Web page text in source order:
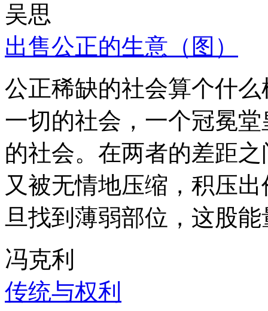
吴思
出售公正的生意（图）
公正稀缺的社会算个什
一切的社会，一个冠冕
的社会。在两者的差距
又被无情地压缩，积压
旦找到薄弱部位，这股
冯克利
传统与权利